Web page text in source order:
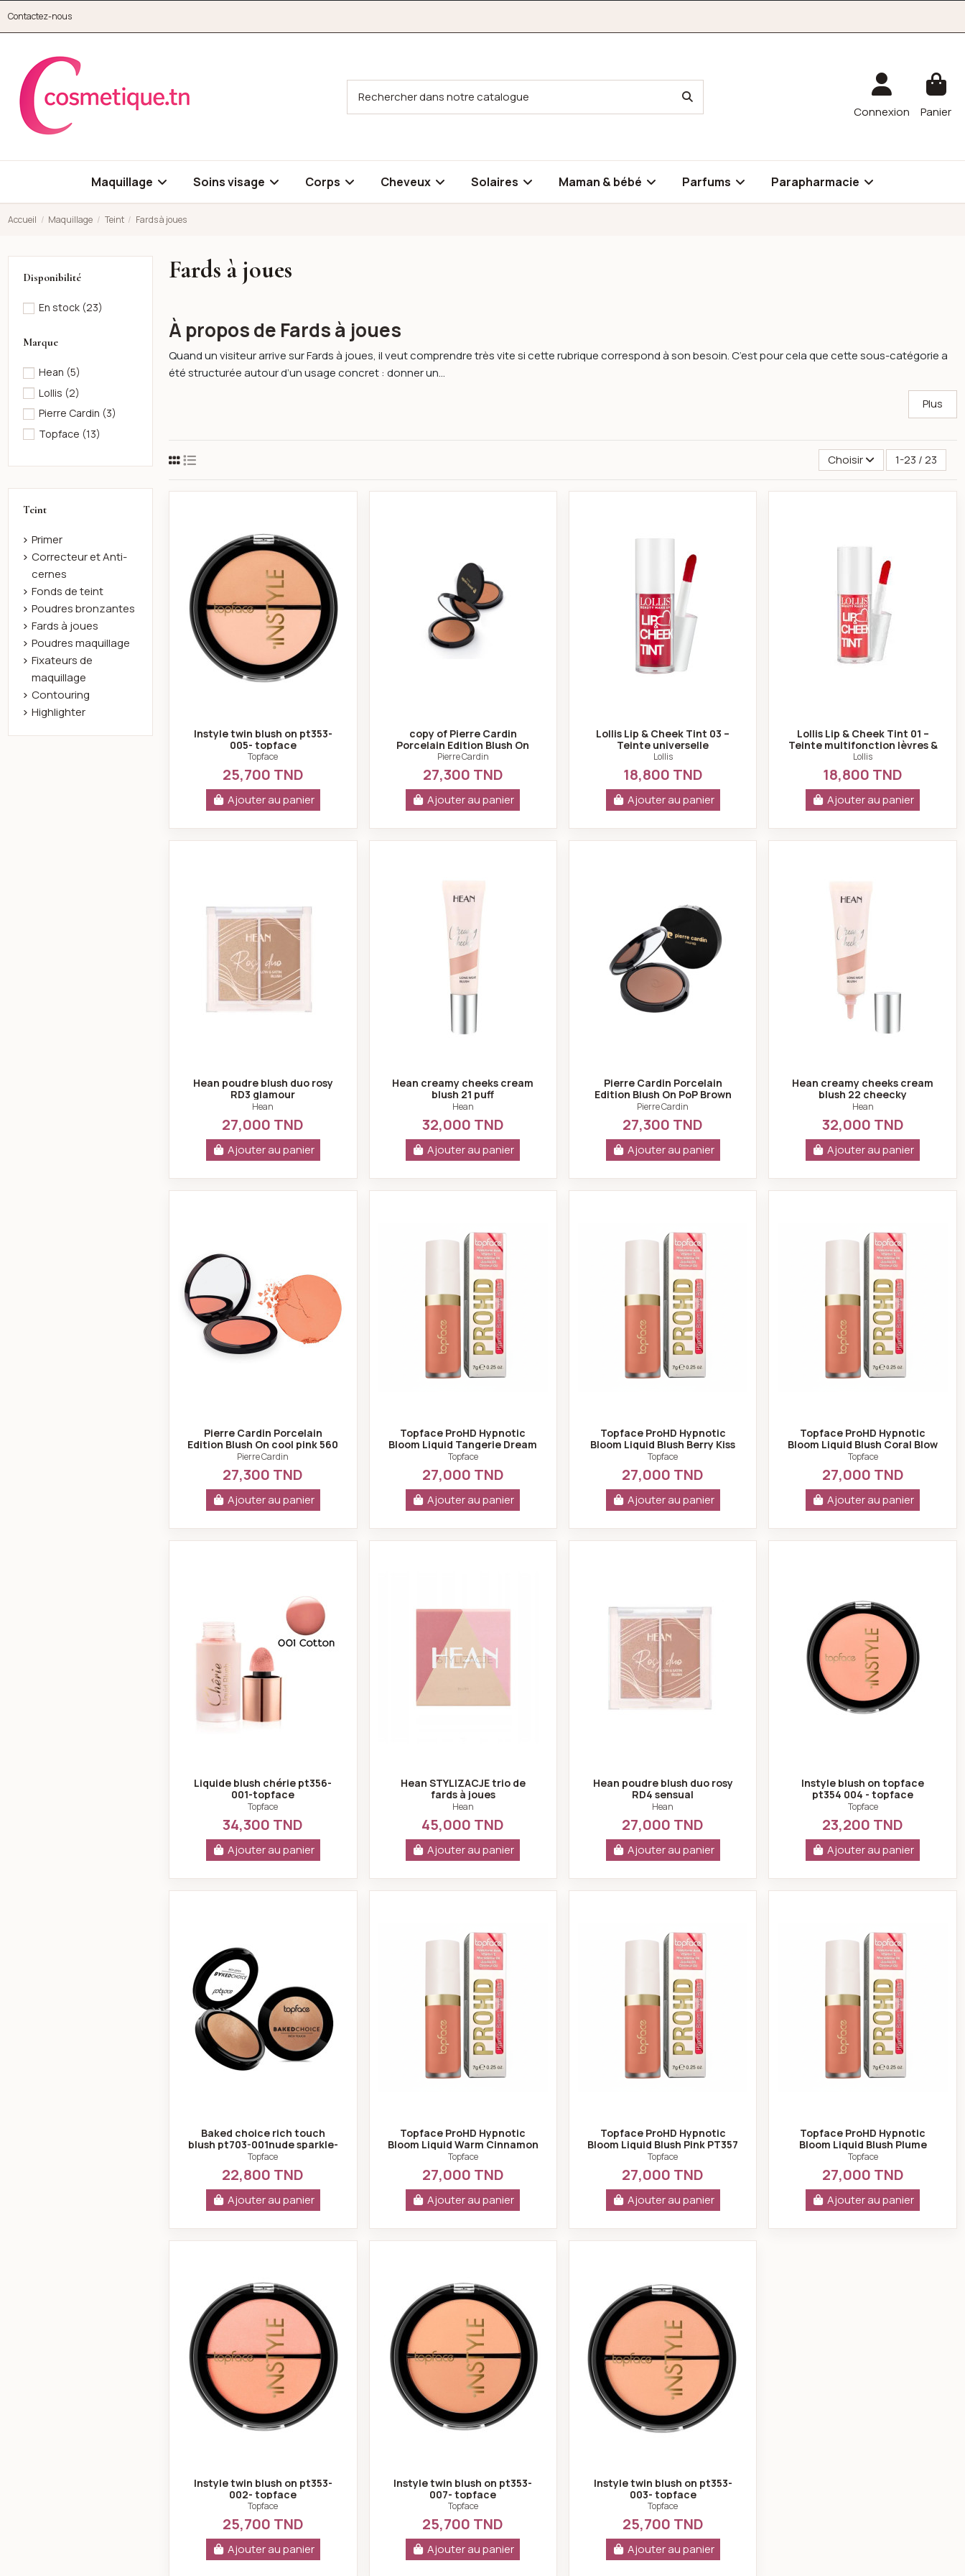
Contactez-nous
Connexion Panier
Maquillage Soins visage Corps Cheveux Solaires Maman & bébé Parfums Parapharmacie
Accueil Maquillage Teint Fards à joues
Fards à joues
À propos de Fards à joues
Quand un visiteur arrive sur Fards à joues, il veut comprendre très vite si cette rubrique correspond à son besoin. C’est pour cela que cette sous-catégorie a
été structurée autour d’un usage concret : donner un...
Plus
Choisir 1-23 / 23
Instyle twin blush on pt353-
005- topface
Topface
25,700 TND
Ajouter au panier
copy of Pierre Cardin
Porcelain Edition Blush On
Melon 916
Pierre Cardin
27,300 TND
Ajouter au panier
Lollis Lip & Cheek Tint 03 –
Teinte universelle
multifonction lèvres & joues
Lollis
18,800 TND
Ajouter au panier
Lollis Lip & Cheek Tint 01 –
Teinte multifonction lèvres &
joues
Lollis
18,800 TND
Ajouter au panier
Hean poudre blush duo rosy
RD3 glamour
Hean
27,000 TND
Ajouter au panier
Hean creamy cheeks cream
blush 21 puff
Hean
32,000 TND
Ajouter au panier
Pierre Cardin Porcelain
Edition Blush On PoP Brown
914
Pierre Cardin
27,300 TND
Ajouter au panier
Hean creamy cheeks cream
blush 22 cheecky
Hean
32,000 TND
Ajouter au panier
Pierre Cardin Porcelain
Edition Blush On cool pink 560
Pierre Cardin
27,300 TND
Ajouter au panier
Topface ProHD Hypnotic
Bloom Liquid Tangerie Dream
PT357 N°007
Topface
27,000 TND
Ajouter au panier
Topface ProHD Hypnotic
Bloom Liquid Blush Berry Kiss
PT357 N°006
Topface
27,000 TND
Ajouter au panier
Topface ProHD Hypnotic
Bloom Liquid Blush Coral Blow
PT357 N°003
Topface
27,000 TND
Ajouter au panier
Liquide blush chérie pt356-
001-topface
Topface
34,300 TND
Ajouter au panier
Hean STYLIZACJE trio de
fards à joues
Hean
45,000 TND
Ajouter au panier
Hean poudre blush duo rosy
RD4 sensual
Hean
27,000 TND
Ajouter au panier
Instyle blush on topface
pt354 004 - topface
Topface
23,200 TND
Ajouter au panier
Baked choice rich touch
blush pt703-001nude sparkle-
topface
Topface
22,800 TND
Ajouter au panier
Topface ProHD Hypnotic
Bloom Liquid Warm Cinnamon
PT357 N°008
Topface
27,000 TND
Ajouter au panier
Topface ProHD Hypnotic
Bloom Liquid Blush Pink PT357
N°004
Topface
27,000 TND
Ajouter au panier
Topface ProHD Hypnotic
Bloom Liquid Blush Plume
Perfection PT357 N°005
Topface
27,000 TND
Ajouter au panier
Instyle twin blush on pt353-
002- topface
Topface
25,700 TND
Ajouter au panier
Instyle twin blush on pt353-
007- topface
Topface
25,700 TND
Ajouter au panier
Instyle twin blush on pt353-
003- topface
Topface
25,700 TND
Ajouter au panier
Disponibilité
En stock (23)
Marque
Hean (5)
Lollis (2)
Pierre Cardin (3)
Topface (13)
Teint
Primer
Correcteur et Anti-
cernes
Fonds de teint
Poudres bronzantes
Fards à joues
Poudres maquillage
Fixateurs de
maquillage
Contouring
Highlighter